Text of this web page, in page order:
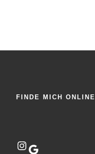
FINDE MICH ONLINE
Instagram
Google